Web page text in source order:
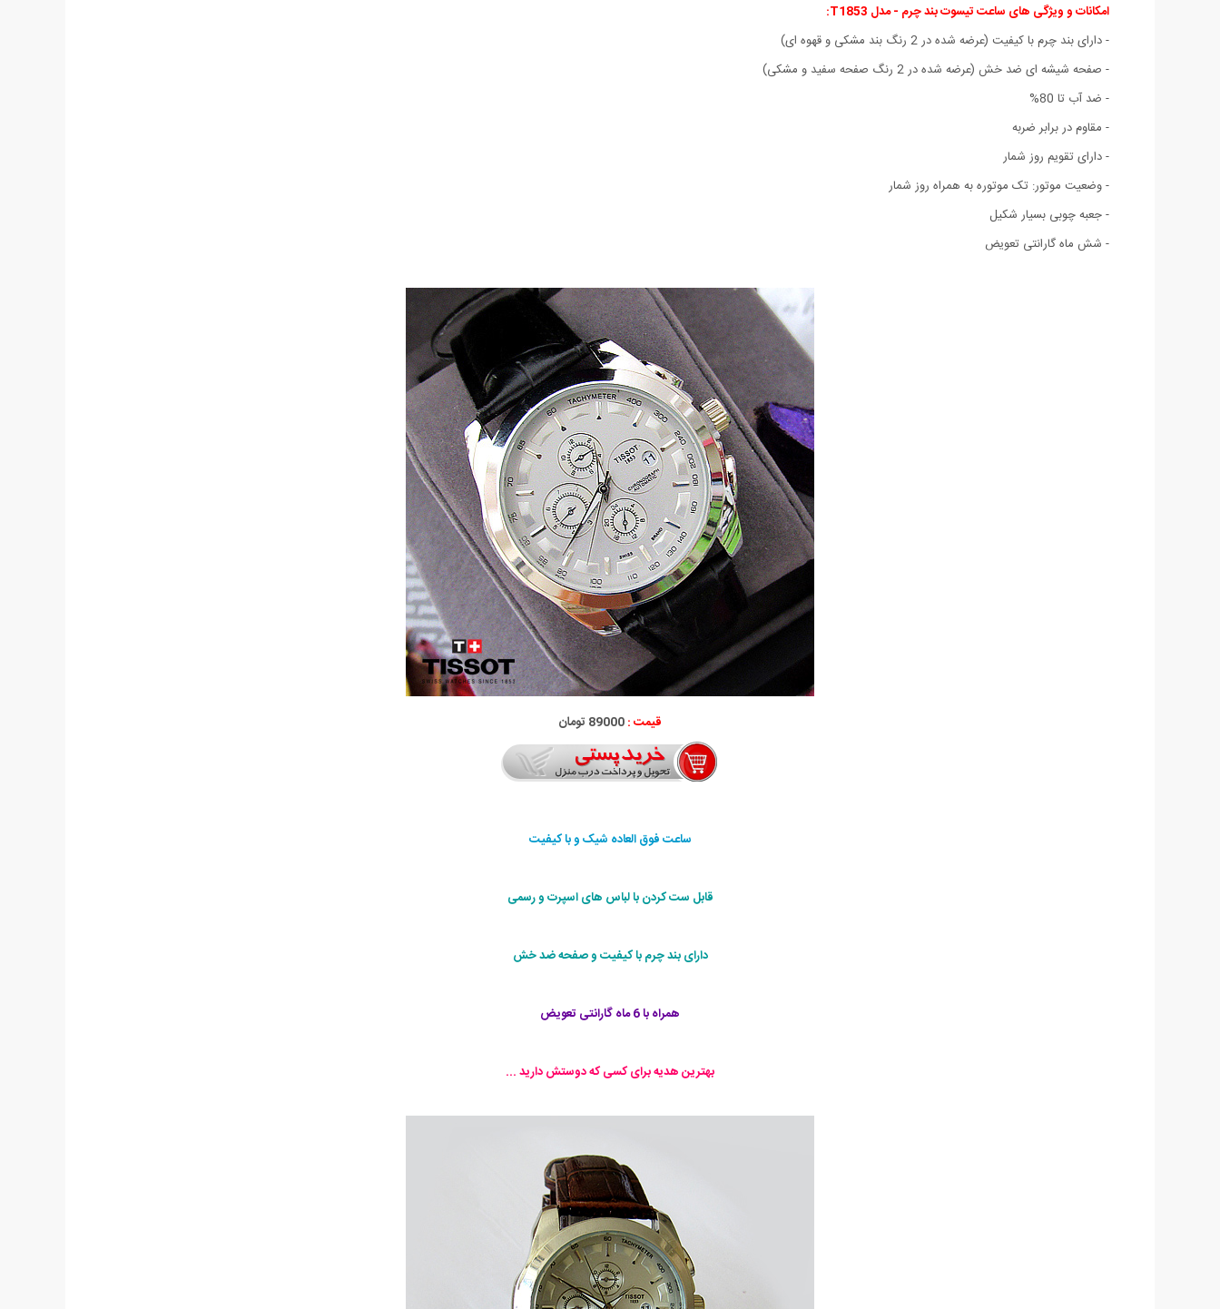
امکانات و ویژگی های ساعت تیسوت بند چرم - مدل T1853:
- دارای بند چرم با کیفیت (عرضه شده در 2 رنگ بند مشکی و قهوه ای)
- صفحه شیشه ای ضد خش (عرضه شده در 2 رنگ صفحه سفید و مشکی)
- ضد آب تا 80%
- مقاوم در برابر ضربه
- دارای تقویم روز شمار
- وضعیت موتور: تک موتوره به همراه روز شمار
- جعبه چوبی بسیار شکیل
- شش ماه گارانتی تعویض
قیمت :89000 تومان
ساعت فوق العاده شیک و با کیفیت
قابل ست کردن با لباس های اسپرت و رسمی
دارای بند چرم با کیفیت و صفحه ضد خش
همراه با 6 ماه گارانتی تعویض
بهترین هدیه برای کسی که دوستش دارید ...